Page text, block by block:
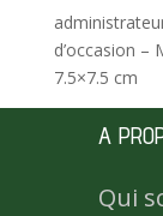
d’occasion –
7.5×7.5 cm
A
Qui